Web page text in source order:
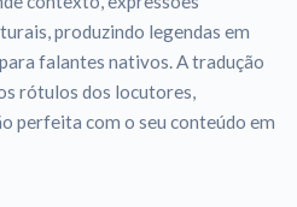
produzindo legendas em
falantes nativos. A tradução
rótulos dos locutores,
perfeita com o seu conteúdo em